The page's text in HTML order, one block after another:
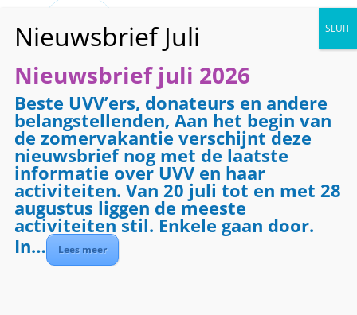
UVV Nijkerk
jun 18, 2020|Alle activiteiten ,Televisie
Nieuwsbrief juli 2026
Beste UVV’ers, donateurs en andere
belangstellenden, Aan het begin van
de zomervakantie verschijnt deze
nieuwsbrief nog met de laatste
informatie over UVV en haar
activiteiten. Van 20 juli tot en met 28
augustus liggen de meeste
activiteiten stil. Enkele gaan door.
In…
Lees meer